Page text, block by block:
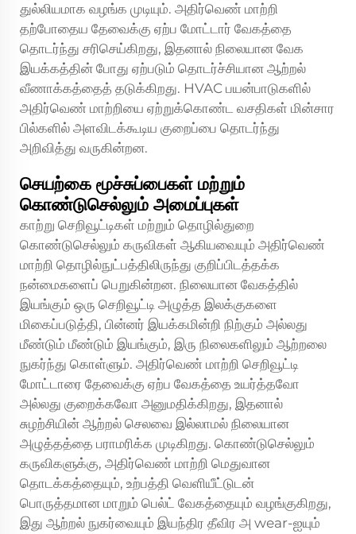
துல்லியமாக வழங்க முடியும். அதிர்வெண் மாற்றி
தற்போதைய தேவைக்கு ஏற்ப மோட்டார் வேகத்தை
தொடர்ந்து சரிசெய்கிறது, இதனால் நிலையான வேக
இயக்கத்தின் போது ஏற்படும் தொடர்ச்சியான ஆற்றல்
வீணாக்கத்தைத் தடுக்கிறது. HVAC பயன்பாடுகளில்
அதிர்வெண் மாற்றியை ஏற்றுக்கொண்ட வசதிகள் மின்சார
பில்களில் அளவிடக்கூடிய குறைப்பை தொடர்ந்து
அறிவித்து வருகின்றன.
செயற்கை மூச்சுப்பைகள் மற்றும்
கொண்டுசெல்லும் அமைப்புகள்
காற்று செறிவூட்டிகள் மற்றும் தொழில்துறை
கொண்டுசெல்லும் கருவிகள் ஆகியவையும் அதிர்வெண்
மாற்றி தொழில்நுட்பத்திலிருந்து குறிப்பிடத்தக்க
நன்மைகளைப் பெறுகின்றன. நிலையான வேகத்தில்
இயங்கும் ஒரு செறிவூட்டி அழுத்த இலக்குகளை
மிகைப்படுத்தி, பின்னர் இயக்கமின்றி நிற்கும் அல்லது
மீண்டும் மீண்டும் இயங்கும், இரு நிலைகளிலும் ஆற்றலை
நுகர்ந்து கொள்ளும். அதிர்வெண் மாற்றி செறிவூட்டி
மோட்டாரை தேவைக்கு ஏற்ப வேகத்தை உயர்த்தவோ
அல்லது குறைக்கவோ அனுமதிக்கிறது, இதனால்
சுழற்சியின் ஆற்றல் செலவை இல்லாமல் நிலையான
அழுத்தத்தை பராமரிக்க முடிகிறது. கொண்டுசெல்லும்
கருவிகளுக்கு, அதிர்வெண் மாற்றி மெதுவான
தொடக்கத்தையும், உற்பத்தி வெளியீட்டுடன்
பொருத்தமான மாறும் பெல்ட் வேகத்தையும் வழங்குகிறது,
இது ஆற்றல் நுகர்வையும் இயந்திர தீவிர அ wear-ஐயும்